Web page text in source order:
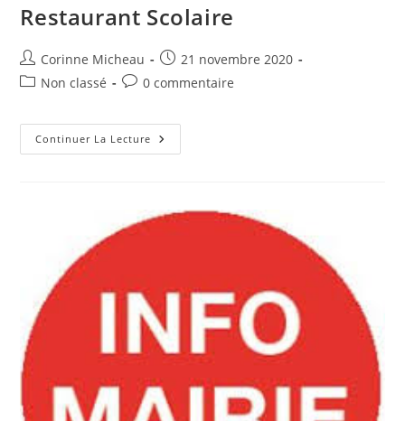
Restaurant Scolaire
Auteur/autrice
de
Corinne Micheau
Publication
publiée :
21 novembre 2020
PostNon classé
Commentaires
la
publication :
0 commentaire
Continuer La Lecture Restaurant
Scolaire